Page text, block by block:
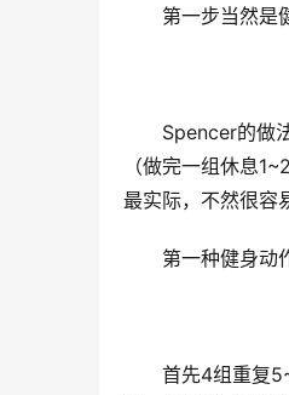
第一步当然是
Spencer的做
（做完一组休息
最实际，不然很容
第一种健身动
首先4组重复